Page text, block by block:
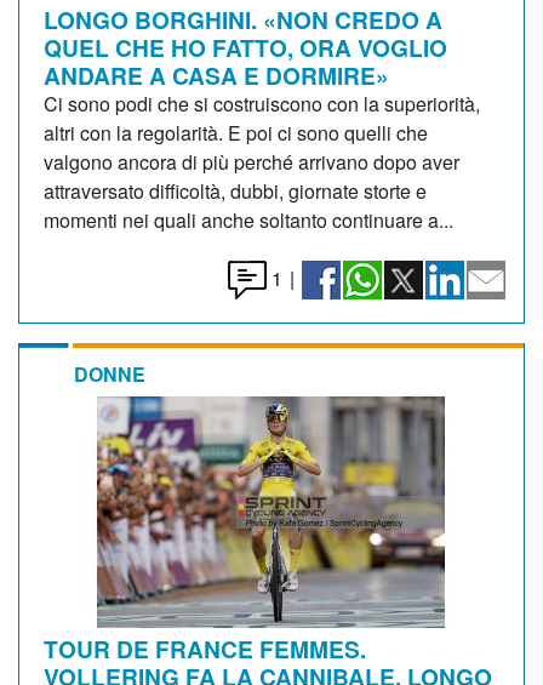
LONGO BORGHINI. «NON CREDO A
QUEL CHE HO FATTO, ORA VOGLIO
ANDARE A CASA E DORMIRE»
Ci sono podi che si costruiscono con la superiorità,
altri con la regolarità. E poi ci sono quelli che
valgono ancora di più perché arrivano dopo aver
attraversato difficoltà, dubbi, giornate storte e
momenti nei quali anche soltanto continuare a...
1 |
DONNE
TOUR DE FRANCE FEMMES.
VOLLERING FA LA CANNIBALE, LONGO